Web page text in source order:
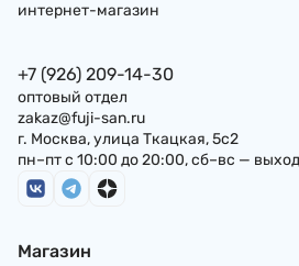
интернет-магазин
+7 (926) 209-14-30
оптовый отдел
zakaz@fuji-san.ru
г. Москва, улица Ткацкая, 5с2
пн–пт с 10:00 до 20:00, сб–вс —
Магазин